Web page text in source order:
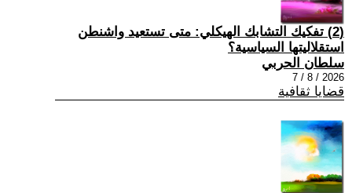
(2) تفكيك التشابك الهيكلي: متى تستعيد واشنطن
استقلاليتها السياسية؟
سلطان الحربي
2026 / 8 / 7
قضايا ثقافية